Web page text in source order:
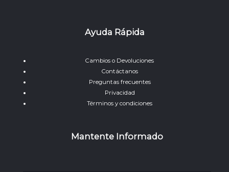
Ayuda Rápida
Cambios o Devoluciones
Contáctanos
Preguntas frecuentes
Privacidad
Términos y condiciones
Mantente Informado